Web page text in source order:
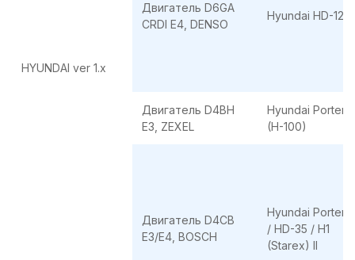
HYUNDAI ver 1.x
Двигатель D6GA
CRDI E4, DENSO
Hyundai HD-120
Двигатель D4BH
E3, ZEXEL
Hyundai Porter I
(H-100)
Двигатель D4CB
E3/E4, BOSCH
Hyundai Porter II
/ HD-35 / H1
(Starex) II